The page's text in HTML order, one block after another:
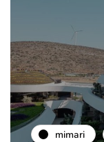
mimari